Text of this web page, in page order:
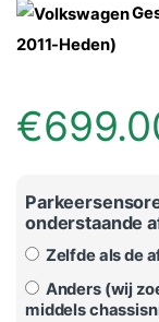
2011-Heden)
€
onderstaande
Zelfde als de
Anders (wij
middels